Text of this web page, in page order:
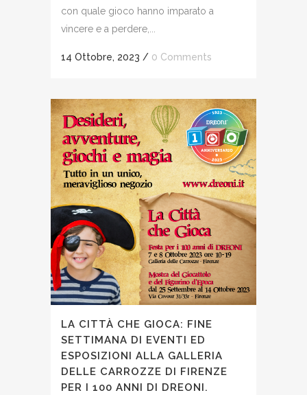
con quale gioco hanno imparato a
vincere e a perdere,...
14 Ottobre, 2023 / 0 Comments
LA CITTÀ CHE GIOCA: FINE
SETTIMANA DI EVENTI ED
ESPOSIZIONI ALLA GALLERIA
DELLE CARROZZE DI FIRENZE
PER I 100 ANNI DI DREONI.